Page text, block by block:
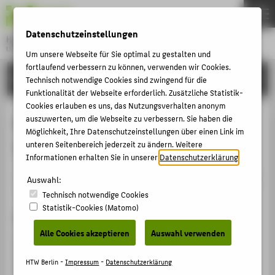
Hochschule für Technik und Wirtschaft Berlin
University of Applied Sciences
Menu
FORSCHUNG
Scientific Chair of ETRIA (European
TRIZ Associaton)
Veranstaltungsbeitrag › Sonstiger Veranstaltungsbeitrag
› 2021
Veranstaltung
21st ETRIA World Conference „TRIZ Future 2021“ (TFC)
24.09.2021
THEMEN
HOCHSCHULE
CAMPUS
STUDIUM
LEHRE
KARRIERE
INTERNATIONAL
INFORMATIONEN FÜR
Datenschutzeinstellungen
Um unsere Webseite für Sie optimal zu gestalten und
fortlaufend verbessern zu können, verwenden wir Cookies.
Technisch notwendige Cookies sind zwingend für die
Funktionalität der Webseite erforderlich. Zusätzliche Statistik-
Cookies erlauben es uns, das Nutzungsverhalten anonym
auszuwerten, um die Webseite zu verbessern. Sie haben die
Möglichkeit, Ihre Datenschutzeinstellungen über einen Link im
unteren Seitenbereich jederzeit zu ändern. Weitere
Informationen erhalten Sie in unsererDatenschutzerklärung
Auswahl:
Technisch notwendige Cookies
Statistik-Cookies (Matomo)
Alle Cookies akzeptieren Auswahl verwenden
HTW Berlin -Impressum- Datenschutzerklärung